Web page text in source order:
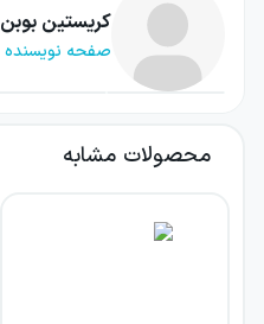
کریستین بوبن
صفحه نویسنده
محصولات مشابه